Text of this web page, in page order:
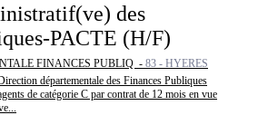
des
PACTE (H/F)
FINANCES PUBLIQ - 83 - HYERES
départementale des Finances Publiques
de catégorie C par contrat de 12 mois en vue